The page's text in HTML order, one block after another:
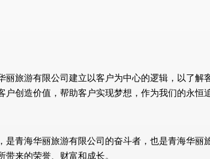
旅游有限公司建立以客户为中心的逻辑，以了
创造价值，帮助客户实现梦想，作为我们的永恒
青海华丽旅游有限公司的奋斗者，也是青海华
来的荣誉、财富和成长。